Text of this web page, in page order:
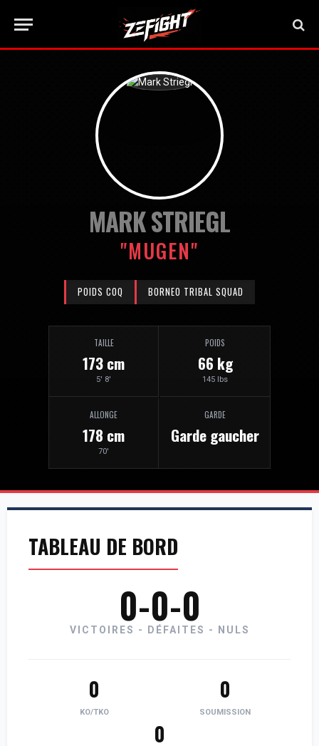
MARK STRIEGL
"MUGEN"
POIDS COQ BORNEO TRIBAL SQUAD
TAILLE
173 cm
5' 8'
POIDS
66 kg
145 lbs
ALLONGE
178 cm
70'
GARDE
Garde gaucher
TABLEAU DE BORD
0-0-0
VICTOIRES - DÉFAITES - NULS
0
KO/TKO
0
SOUMISSION
0